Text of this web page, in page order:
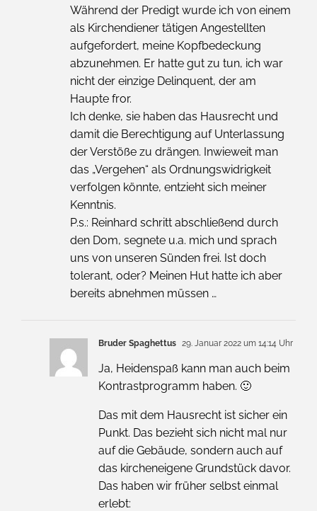
Während der Predigt wurde ich von einem
als Kirchendiener tätigen Angestellten
aufgefordert, meine Kopfbedeckung
abzunehmen. Er hatte gut zu tun, ich war
nicht der einzige Delinquent, der am
Haupte fror.
Ich denke, sie haben das Hausrecht und
damit die Berechtigung auf Unterlassung
der Verstöße zu drängen. Inwieweit man
das „Vergehen“ als Ordnungswidrigkeit
verfolgen könnte, entzieht sich meiner
Kenntnis.
P.s.: Reinhard schritt abschließend durch
den Dom, segnete u.a. mich und sprach
uns von unseren Sünden frei. Ist doch
tolerant, oder? Meinen Hut hatte ich aber
bereits abnehmen müssen …
Bruder Spaghettus 29. Januar 2022 um 14:14 Uhr
Ja, Heidenspaß kann man auch beim
Kontrastprogramm haben. 🙂
Das mit dem Hausrecht ist sicher ein
Punkt. Das bezieht sich nicht mal nur
auf die Gebäude, sondern auch auf
das kircheneigene Grundstück davor.
Das haben wir früher selbst einmal
erlebt: